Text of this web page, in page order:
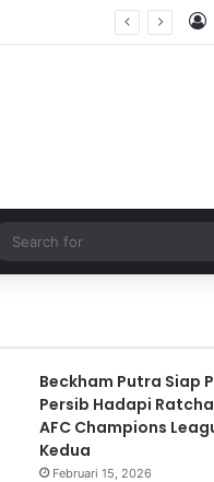
Beckham Putra Siap
Persib Hadapi
AFC Champions
Kedua
Februari 15, 2026